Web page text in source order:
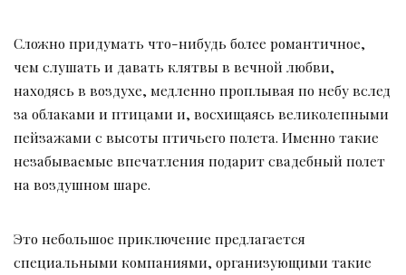
Сложно придумать что-нибудь более романтичное,
чем слушать и давать клятвы в вечной любви,
находясь в воздухе, медленно проплывая по небу вслед
за облаками и птицами и, восхищаясь великолепными
пейзажами с высоты птичьего полета. Именно такие
незабываемые впечатления подарит свадебный полет
на воздушном шаре.
Это небольшое приключение предлагается
специальными компаниями, организующими такие